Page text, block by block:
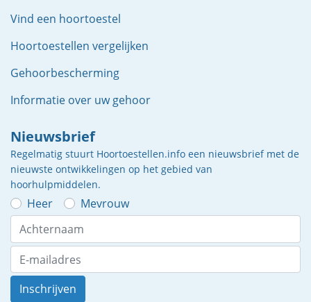
Vind een hoortoestel
Hoortoestellen vergelijken
Gehoorbescherming
Informatie over uw gehoor
Nieuwsbrief
Regelmatig stuurt Hoortoestellen.info een nieuwsbrief met de
nieuwste ontwikkelingen op het gebied van
hoorhulpmiddelen.
Heer Mevrouw
Inschrijven